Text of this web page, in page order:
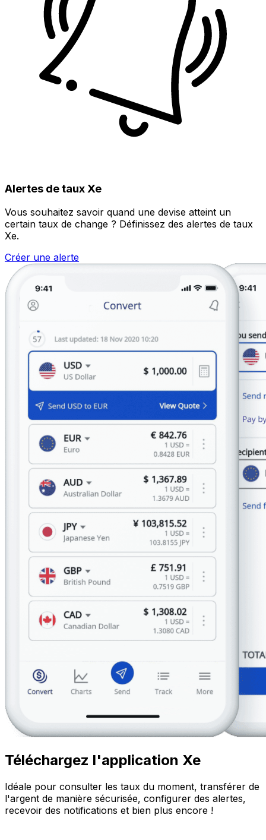
Alertes de taux Xe
Vous souhaitez savoir quand une devise atteint un
certain taux de change ? Définissez des alertes de taux
Xe.
Créer une alerte
Téléchargez l'application Xe
Idéale pour consulter les taux du moment, transférer de
l'argent de manière sécurisée, configurer des alertes,
recevoir des notifications et bien plus encore !